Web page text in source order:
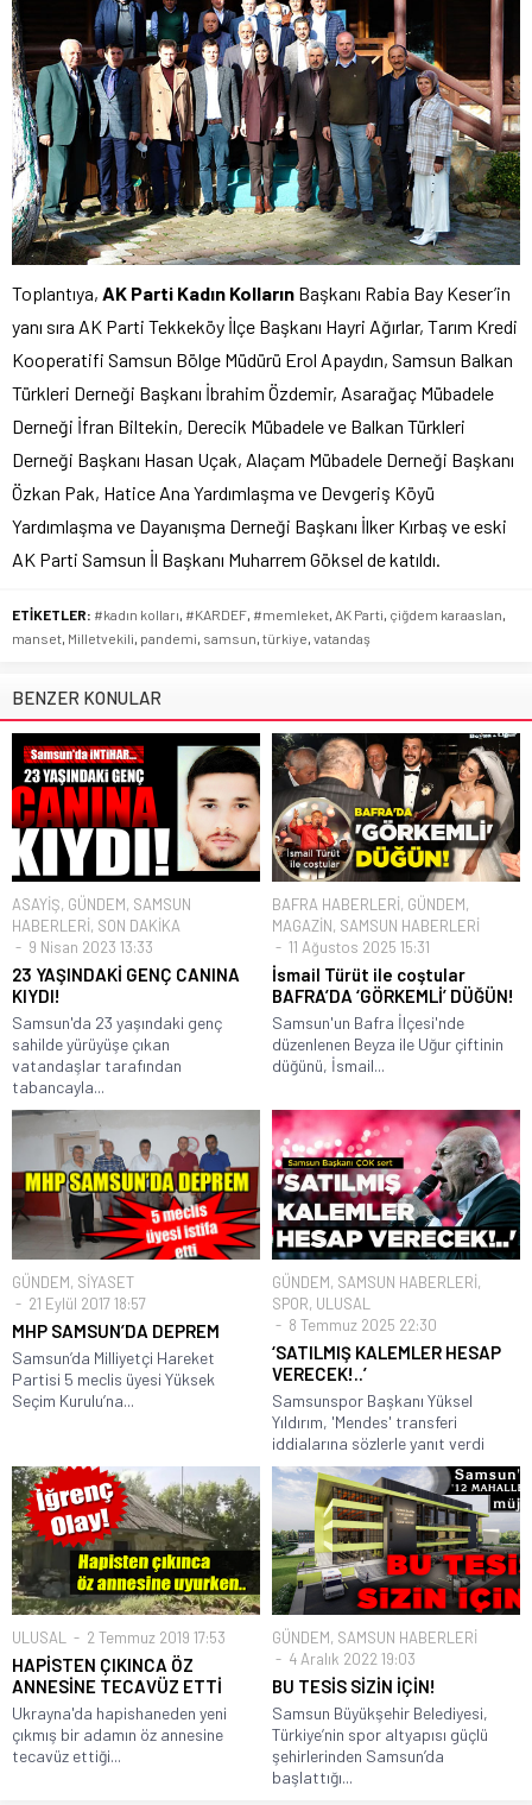
Toplantıya, AK Parti Kadın Kolların Başkanı Rabia Bay Keser’in
yanı sıra AK Parti Tekkeköy İlçe Başkanı Hayri Ağırlar, Tarım Kredi
Kooperatifi Samsun Bölge Müdürü Erol Apaydın, Samsun Balkan
Türkleri Derneği Başkanı İbrahim Özdemir, Asarağaç Mübadele
Derneği İfran Biltekin, Derecik Mübadele ve Balkan Türkleri
Derneği Başkanı Hasan Uçak, Alaçam Mübadele Derneği Başkanı
Özkan Pak, Hatice Ana Yardımlaşma ve Devgeriş Köyü
Yardımlaşma ve Dayanışma Derneği Başkanı İlker Kırbaş ve eski
AK Parti Samsun İl Başkanı Muharrem Göksel de katıldı.
ETİKETLER: #kadın kolları, #KARDEF, #memleket, AK Parti, çiğdem karaaslan,
manset, Milletvekili, pandemi, samsun, türkiye, vatandaş
BENZER KONULAR
ASAYİŞ, GÜNDEM, SAMSUN
HABERLERİ, SON DAKİKA
9 Nisan 2023 13:33
23 YAŞINDAKİ GENÇ CANINA
KIYDI!
Samsun'da 23 yaşındaki genç
sahilde yürüyüşe çıkan
vatandaşlar tarafından
tabancayla...
BAFRA HABERLERİ, GÜNDEM,
MAGAZİN, SAMSUN HABERLERİ
11 Ağustos 2025 15:31
İsmail Türüt ile coştular
BAFRA’DA ‘GÖRKEMLİ’ DÜĞÜN!
Samsun'un Bafra İlçesi'nde
düzenlenen Beyza ile Uğur çiftinin
düğünü, İsmail...
GÜNDEM, SİYASET
21 Eylül 2017 18:57
MHP SAMSUN’DA DEPREM
Samsun’da Milliyetçi Hareket
Partisi 5 meclis üyesi Yüksek
Seçim Kurulu’na...
GÜNDEM, SAMSUN HABERLERİ,
SPOR, ULUSAL
8 Temmuz 2025 22:30
‘SATILMIŞ KALEMLER HESAP
VERECEK!..’
Samsunspor Başkanı Yüksel
Yıldırım, 'Mendes' transferi
iddialarına sözlerle yanıt verdi
ULUSAL 2 Temmuz 2019 17:53
HAPİSTEN ÇIKINCA ÖZ
ANNESİNE TECAVÜZ ETTİ
Ukrayna'da hapishaneden yeni
çıkmış bir adamın öz annesine
tecavüz ettiği...
GÜNDEM, SAMSUN HABERLERİ
4 Aralık 2022 19:03
BU TESİS SİZİN İÇİN!
Samsun Büyükşehir Belediyesi,
Türkiye’nin spor altyapısı güçlü
şehirlerinden Samsun’da
başlattığı...